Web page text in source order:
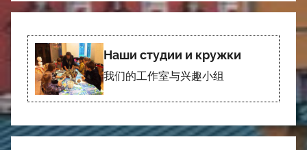
Наши студии и кружки
我们的工作室与兴趣小组